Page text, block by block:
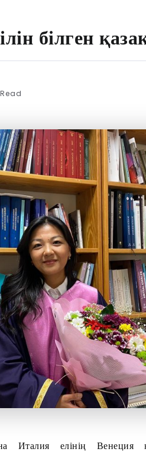
білген
Италия елінің Венеция